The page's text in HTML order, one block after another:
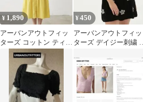
¥ 1,890
アーバンアウトフィッ
ターズ コットン ティア
ード キャミ ワンピース
XS 黄
¥450
アーバンアウトフィッ
ターズ デイジー刺繍 黒
ス Sサイズ